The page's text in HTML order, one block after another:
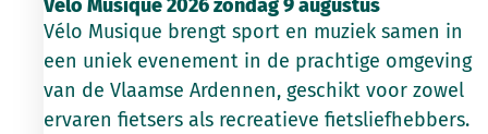
Vélo Musique 2026 zondag 9 augustus
Vélo Musique brengt sport en muziek samen in
een uniek evenement in de prachtige omgeving
van de Vlaamse Ardennen, geschikt voor zowel
ervaren fietsers als recreatieve fietsliefhebbers.